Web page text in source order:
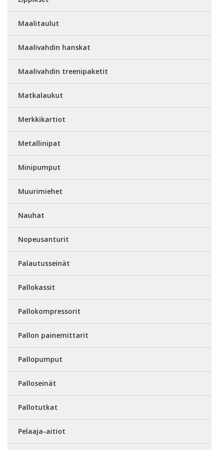
Maalitaulut
Maalivahdin hanskat
Maalivahdin treenipaketit
Matkalaukut
Merkkikartiot
Metallinipat
Minipumput
Muurimiehet
Nauhat
Nopeusanturit
Palautusseinät
Pallokassit
Pallokompressorit
Pallon painemittarit
Pallopumput
Palloseinät
Pallotutkat
Pelaaja-aitiot